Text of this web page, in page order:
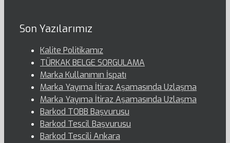
Son Yazılarımız
Kalite Politikamız
TÜRKAK BELGE SORGULAMA
Marka Kullanımın İspatı
Marka Yayıma İtiraz Aşamasında Uzlaşma
Marka Yayıma İtiraz Aşamasında Uzlaşma
Barkod TOBB Başvurusu
Barkod Tescil Başvurusu
Barkod Tescili Ankara